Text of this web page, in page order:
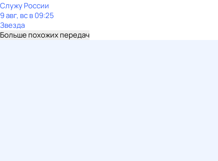
Служу Рoсcии
9 авг, вс в 09:25
Звезда
Больше похожих передач